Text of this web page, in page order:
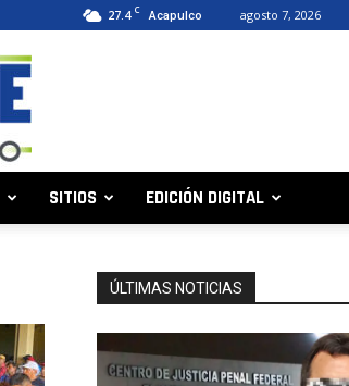
27.4 C Acapulco agosto 7, 2026
SITIOS EDICIÓN DIGITAL
ÚLTIMAS NOTICIAS